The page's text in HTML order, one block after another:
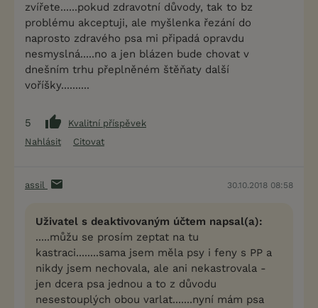
zvířete......pokud zdravotní důvody, tak to bz
problému akceptuji, ale myšlenka řezání do
naprosto zdravého psa mi připadá opravdu
nesmyslná.....no a jen blázen bude chovat v
dnešním trhu přeplněném štěňaty další
voříšky..........
5
Kvalitní příspěvek
Nahlásit
Citovat
assil 30.10.2018 08:58
Uživatel s deaktivovaným účtem napsal(a):
.....můžu se prosím zeptat na tu
kastraci........sama jsem měla psy i feny s PP a
nikdy jsem nechovala, ale ani nekastrovala -
jen dcera psa jednou a to z důvodu
nesestouplých obou varlat.......nyní mám psa